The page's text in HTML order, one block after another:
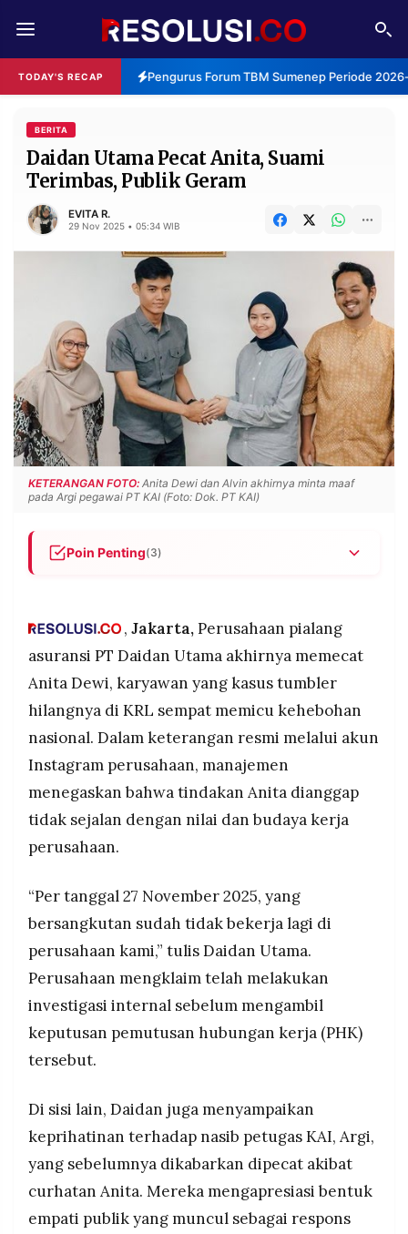
TODAY'S RECAP Pengurus Forum TBM Sumenep Periode
REDAKSI TENTANG
RESOLUSI IKLAN
RUBRIKASI
EDITORIAL
NASIONAL
SPORT
INFORMASI
PRIVACY
POLICY
BERITA
WARGA
INFORMASI
IKLAN
KIRIM
TULISAN
PENGADUAN TERM
KAMI
©
PT.
RESOLUSI
MEDIA
Resolusi.co
2026
PT.
RESOLUSI
MEDIA
BERITA
Daidan Utama Pecat Anita, Suami
Terimbas, Publik Geram
EVITA R.
29 Nov 2025 • 05:34 WIB
KETERANGAN FOTO: Anita Dewi dan Alvin akhirnya minta maaf
pada Argi pegawai PT KAI (Foto: Dok. PT KAI)
Poin Penting(3)
perusahaan setelah kasus tumbler hilang di KRL
publik, sementara Roemah Koffie dan KCI
melakukan klarifikasi serta mediasi dengan pihak
terkait.
Anita dan Alvin akhirnya meminta maaf secara
terbuka, sementara petugas KRL Argi dipastikan
tidak dipecat dan kasus berakhir damai.
, Jakarta,Perusahaan pialang
asuransi PT Daidan Utama akhirnya memecat
Anita Dewi, karyawan yang kasus tumbler
hilangnya di KRL sempat memicu kehebohan
nasional. Dalam keterangan resmi melalui akun
Instagram perusahaan, manajemen
menegaskan bahwa tindakan Anita dianggap
tidak sejalan dengan nilai dan budaya kerja
perusahaan.
“Per tanggal 27 November 2025, yang
bersangkutan sudah tidak bekerja lagi di
perusahaan kami,” tulis Daidan Utama.
Perusahaan mengklaim telah melakukan
investigasi internal sebelum mengambil
keputusan pemutusan hubungan kerja (PHK)
tersebut.
Di sisi lain, Daidan juga menyampaikan
keprihatinan terhadap nasib petugas KAI, Argi,
yang sebelumnya dikabarkan dipecat akibat
curhatan Anita. Mereka mengapresiasi bentuk
empati publik yang muncul sebagai respons